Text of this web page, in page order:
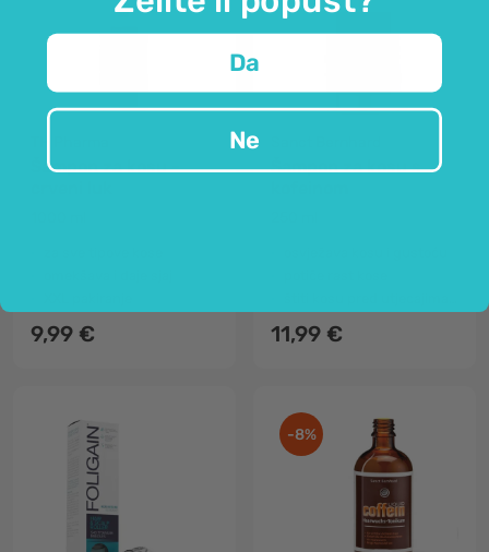
Šampon za kosu -
9,99 €
Šampon za kosu s
11,99 €
-8%
Da
Ne